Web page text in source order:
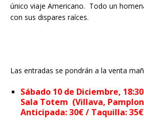
único viaje Americano. Todo un
con sus dispares raíces.
Las entradas se pondrán a la venta
Sábado 10 de Diciembre,
Sala Totem (Villava,
Anticipada: 30€ / Taquilla: 35€